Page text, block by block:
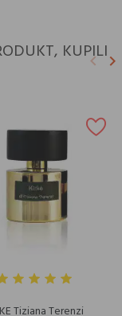
KUPILI
keyboard_arrow_leftkeyboard_arrow_right
Tiziana Terenzi